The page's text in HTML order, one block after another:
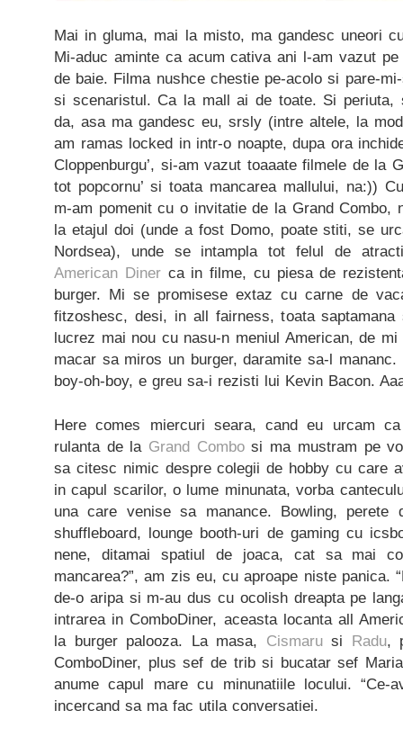
Mai in gluma, mai la misto, ma gandesc uneori
Mi-aduc aminte ca acum cativa ani l-am vazut
de baie. Filma nushce chestie pe-acolo si pare-
si scenaristul. Ca la mall ai de toate. Si
da, asa ma gandesc eu, srsly (intre altele, la
am ramas locked in intr-o noapte, dupa ora
Cloppenburgu’, si-am vazut toaaate filmele de la
tot popcornu’ si toata mancarea mallului, na:))
m-am pomenit cu o invitatie de la Grand Combo,
la etajul doi (unde a fost Domo, poate stiti, se
Nordsea), unde se intampla tot felul de
American Dinerca in filme, cu piesa de
burger. Mi se promisese extaz cu carne de
fitzoshesc, desi, in all fairness, toata saptamana
lucrez mai nou cu nasu-n meniul American, de
macar sa miros un burger, daramite sa-l
boy-oh-boy, e greu sa-i rezisti lui Kevin Bacon.
Here comes miercuri seara, cand eu urcam
rulanta de la Grand Combosi ma mustram pe
sa citesc nimic despre colegii de hobby cu care
in capul scarilor, o lume minunata, vorba
una care venise sa manance. Bowling, perete
shuffleboard, lounge booth-uri de gaming cu
nene, ditamai spatiul de joaca, cat sa mai
mancarea?”, am zis eu, cu aproape niste panica.
de-o aripa si m-au dus cu ocolish dreapta pe
intrarea in ComboDiner, aceasta locanta all
la burger palooza. La masa, Cismarusi Radu,
ComboDiner, plus sef de trib si bucatar sef
anume capul mare cu minunatiile locului. “Ce-
incercand sa ma fac utila conversatiei.